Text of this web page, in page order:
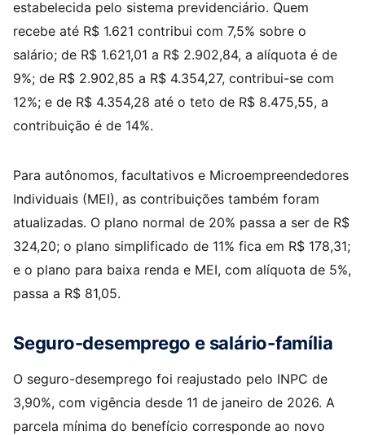
estabelecida pelo sistema previdenciário. Quem
recebe até R$ 1.621 contribui com 7,5% sobre o
salário; de R$ 1.621,01 a R$ 2.902,84, a alíquota é de
9%; de R$ 2.902,85 a R$ 4.354,27, contribui-se com
12%; e de R$ 4.354,28 até o teto de R$ 8.475,55, a
contribuição é de 14%.​
Para autônomos, facultativos e Microempreendedores
Individuais (MEI), as contribuições também foram
atualizadas. O plano normal de 20% passa a ser de R$
324,20; o plano simplificado de 11% fica em R$ 178,31;
e o plano para baixa renda e MEI, com alíquota de 5%,
passa a R$ 81,05.​
Seguro-desemprego e salário-família
O seguro-desemprego foi reajustado pelo INPC de
3,90%, com vigência desde 11 de janeiro de 2026. A
parcela mínima do benefício corresponde ao novo